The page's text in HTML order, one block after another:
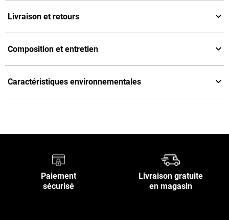
Livraison et retours
Composition et entretien
Caractéristiques environnementales
Paiement
sécurisé
Livraison gratuite
en magasin